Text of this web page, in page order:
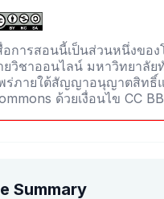
อการสอนนี้เป็นส่วนหนึ่งขอ
ยวิชาออนไลน์ มหาวิทยาลัย
ร่ภายใต้สัญญาอนุญาตสิทธิ์
ด้วยเงื่อนไข CC
Summary